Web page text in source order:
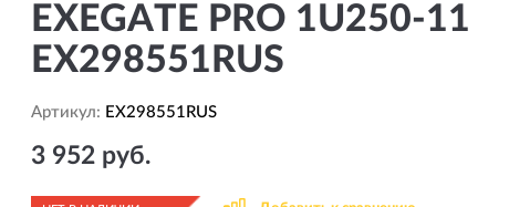
EXEGATE PRO 1U250-11
EX298551RUS
Артикул: EX298551RUS
3 952 руб.